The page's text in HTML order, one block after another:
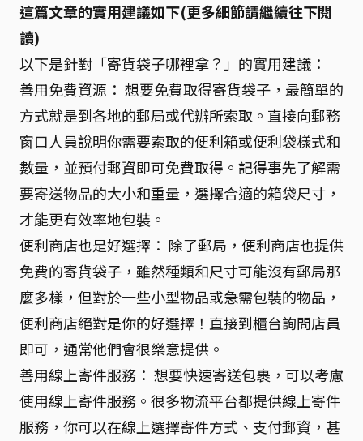
這篇文章的實用建議如下(更多細節請繼續往下閱
讀)
以下是針對「寄貨袋子哪裡拿？」的實用建議：
善用免費資源： 想要免費取得寄貨袋子，最簡單的
方式就是到各地的郵局或代辦所索取。直接向郵務
窗口人員說明你需要索取的便利箱或便利袋樣式和
數量，並預付郵資即可免費取得。記得事先了解需
要寄送物品的大小和重量，選擇合適的箱袋尺寸，
才能更有效率地包裝。
便利商店也是好選擇： 除了郵局，便利商店也提供
免費的寄貨袋子，雖然種類和尺寸可能沒有郵局那
麼多樣，但對於一些小型物品或急需包裝的物品，
便利商店絕對是你的好選擇！直接到櫃台詢問店員
即可，通常他們會很樂意提供。
善用線上寄件服務： 想要快速寄送包裹，可以考慮
使用線上寄件服務。很多物流平台都提供線上寄件
服務，你可以在線上選擇寄件方式、支付郵資，甚